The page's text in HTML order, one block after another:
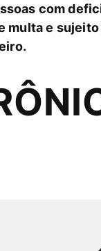
com
multa e